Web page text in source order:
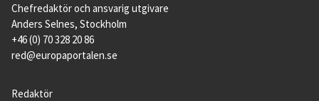
Chefredaktör och ansvarig utgivare
Anders Selnes, Stockholm
+46 (0) 70 328 20 86
red@europaportalen.se
Redaktör